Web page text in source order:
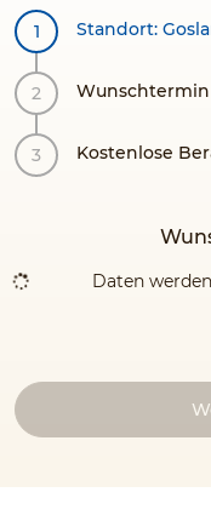
Standort:
Kostenlose
Daten